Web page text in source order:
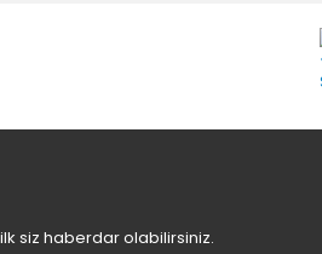
siz haberdar olabilirsiniz.